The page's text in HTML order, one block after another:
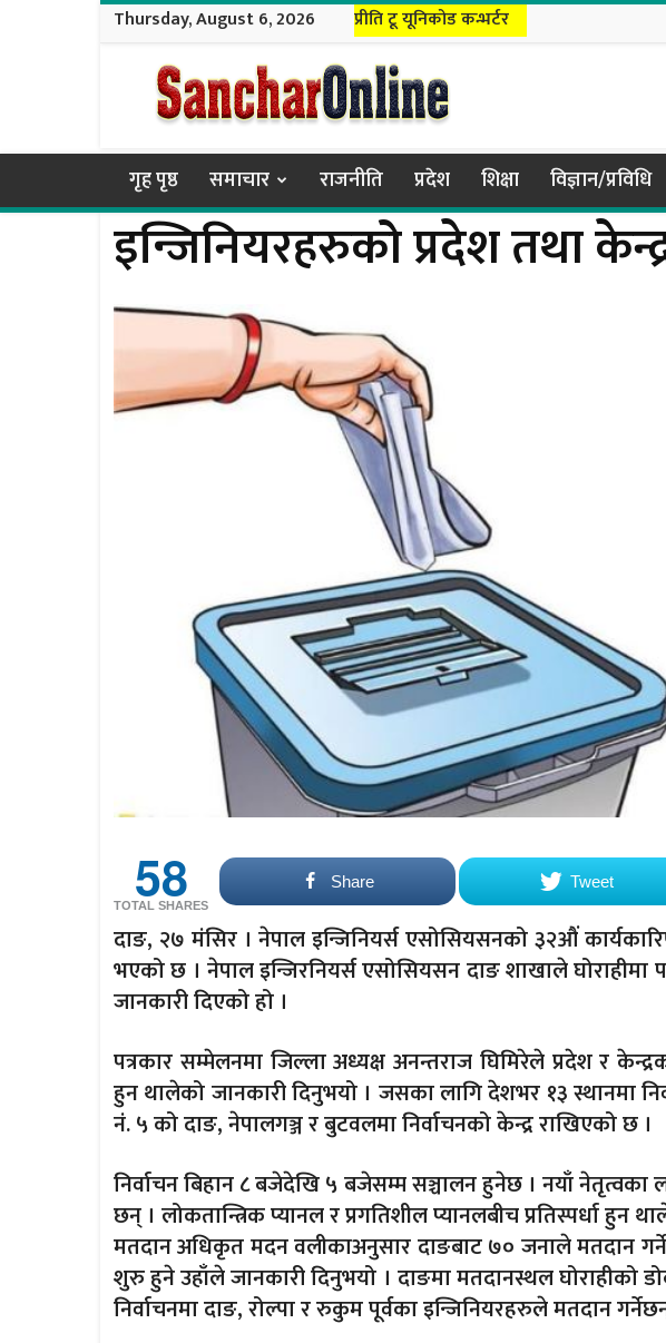
Thursday, August 6, 2026 प्रीति टू यूनिकोड कन्भर्टर
Sanchar
Online
गृह पृष्ठ समाचार राजनीति प्रदेश शिक्षा विज्ञान/प्रविधि
इन्जिनियरहरुको प्रदेश तथा
58
TOTAL SHARES
Share Tweet
दाङ, २७ मंसिर । नेपाल इन्जिनियर्स एसोसियसनको ३२औं
भएको छ । नेपाल इन्जिरनियर्स एसोसियसन दाङ शाखाले घोराहीमा
जानकारी दिएको हो ।
पत्रकार सम्मेलनमा जिल्ला अध्यक्ष अनन्तराज घिमिरेले प्रदेश र
हुन थालेको जानकारी दिनुभयो । जसका लागि देशभर १३ स्थानमा
नं. ५ को दाङ, नेपालगञ्ज र बुटवलमा निर्वाचनको केन्द्र राखिएको छ ।
निर्वाचन बिहान ८ बजेदेखि ५ बजेसम्म सञ्चालन हुनेछ । नयाँ नेतृत्वका
छन् । लोकतान्त्रिक प्यानल र प्रगतिशील प्यानलबीच प्रतिस्पर्धा हुन
मतदान अधिकृत मदन वलीकाअनुसार दाङबाट ७० जनाले मतदान
शुरु हुने उहाँले जानकारी दिनुभयो । दाङमा मतदानस्थल घोराहीको
निर्वाचनमा दाङ, रोल्पा र रुकुम पूर्वका इन्जिनियरहरुले मतदान